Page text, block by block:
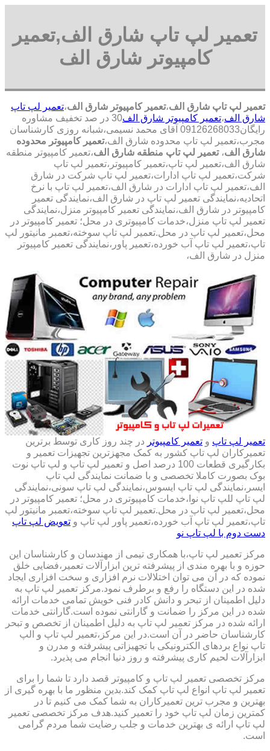
تعمیر لپ تاپ شارق الف,تعمیر
کامپیوتر شارق الف
تعمیر لپ تاپ شارق الف،تعمیر کامپیوتر شارق الف،تعمیر لپ تاپ
شارق الف،تعمیر کامپیوتر شارق الف
30 در صد تخفیف مشاوره
رایگان09126268033 آقای محمد نسیمی،شبانه روزی کارشناسان
مجرب،تعمیر لپ تاپ محدوده شارق الف،تعمیر کامپیوتر محدوده
شارق الف، تعمیر لپ تاپ منطقه شارق الف،تعمیر کامپیوتر منطقه
شارق الف،تعمیر لپ تاپ،تعمیر کامپیوتر،تعمیر لپ تاپ
شرکت،تعمیر لپ تاپ ادارات،تعمیر لپ تاپ شرکت در شارق
الف،تعمیر لپ تاپ ادارات در شارق الف،تعمیر لپ تاپ با نرخ
اتحادیه،نمایندگی تعمیر لپ تاپ در شارق الف،نمایندگی تعمیر
کامپیوتر در شارق الف،نمایندگی تعمیر کامپیوتر منزل،نمایندگی
تعمیر لپ تاپ منزل،خدمات کامپیوتری در محل؛ تعمیر کامپیوتر در
محل،تعمیر لپ تاپ در محل.تعمیر لپ تاپ سوخته،تعمبر مانیتور لپ
تاپ،تعمیر لپ تاپ آب خورده،تعمیر پاور،نمایندگی تعمیر کامپیوتر
منزل در شارق الف،
تعمیر لپ تاپ و تعمیر کامپیوتر در چند روز کاری توسط برترین
تعمیرکاران لپ تاپ کشور به کمک مجهزترین تجهیزات تعمیر و
بکارگیری قطعات 100 درصد اصل و تعمیر لپ تاپ و لپ تاپ نوت
بوک بصورت کاملا تخصصی و با ضمانت نمایندگی لپ تاپ
ایسر،نمایندگی لپ تاپ ایسوس،نمایندگی لپ تاپ سونی،نمایندگی
لپ تاپ للپ تاپ نوا،خدمات کامپیوتری در محل؛ تعمیر کامپیوتر در
محل،تعمیر لپ تاپ در محل.تعمیر لپ تاپ سوخته،تعمبر مانیتور لپ
تاپ،تعمیر لپ تاپ آب خورده،تعمیر پاور لپ تاپ و تعویض لپ تاپ
دست دوم با لپ تاپ نو
مرکز تعمیر لپ تاپ،با همکاری تیمی از مهندسان و کارشناسان این
حوزه و با بهره مندی از پیشرفته ترین ابزارآلات تعمیر،فضایی خلق
نموده که در آن می توان اختلالات نرم افزاری و سخت افزاری ایجاد
شده در این دستگاه را رفع و برطرف نمود.مرکز تعمیر لپ تاپ به
دلیل اطمینان از تبحر و دانش کادر فنی خویش تمامی خدمات ارائه
شده در این مرکز را ضمانت و گارانتی نموده است.گارانتی خدمات
ارائه شده در مرکز تعمیر لپ تاپ به دلیل اطمینان از تخصص و تبحر
کارشناسان حاضر در آن است.در این مرکز،تعمیر لپ تاپ و الپ
تاپ نواع بردهای الکترونیکی با تجهیزاتی پیشرفته و مدرن و
ابزارآلات لحیم کاری پیشرفته و روز دنیا انجام می پذیرد.
مرکز تخصصی تعمیر لپ تاپ و کامپیوتر قصد دارد تا شما را برای
تعمیر لپ تاپ انواع لپ تاپ کمک کند.بدین منظور ما با بهره گیری از
بهترین و مجرب ترین تعمیرکاران به شما کمک می کنیم تا در
کمترین زمان لپ تاپ خود را تعمیر کنید.هدف مرکز تخصصی تعمیر
لپ تاپ ارائه ی بهترین خدمات و جلب رضایت شما مردم گرامی
است.